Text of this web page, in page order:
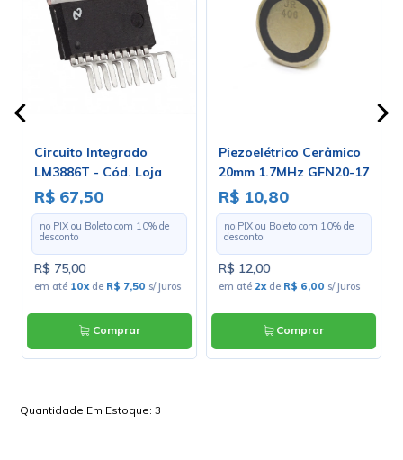
Circuito Integrado
LM3886T - Cód. Loja
2046
R$ 67,50
no PIX ou Boleto com 10% de
desconto
R$ 75,00
em até 10xde R$ 7,50 s/ juros
Comprar
Piezoelétrico Cerâmico
20mm 1.7MHz GFN20-17
R$ 10,80
no PIX ou Boleto com 10% de
desconto
R$ 12,00
em até 2xde R$ 6,00 s/ juros
Comprar
Quantidade Em Estoque:3